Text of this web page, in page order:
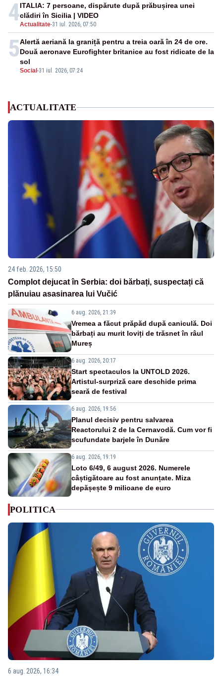
4Actualitate-31 iul. 2026, 07:50
ITALIA: 7 persoane, dispărute după prăbușirea unei
clădiri în Sicilia | VIDEO
5
Social -31 iul. 2026, 07:24
Alertă aeriană la graniță pentru a treia oară în 24 de ore.
Două aeronave Eurofighter britanice au fost ridicate de la
sol
ACTUALITATE
24 feb. 2026, 15:50
Complot dejucat în Serbia: doi bărbați, suspectați că
plănuiau asasinarea lui Vučić
6 aug. 2026, 21:39
Vremea a făcut prăpăd după caniculă. Doi
bărbați au murit loviți de trăsnet în râul
Mureș
6 aug. 2026, 20:17
Start spectaculos la UNTOLD 2026.
Artistul-surpriză care deschide prima
seară de festival
6 aug. 2026, 19:56
Planul decisiv pentru salvarea
Reactorului 2 de la Cernavodă. Cum vor fi
scufundate barjele în Dunăre
6 aug. 2026, 19:19
Loto 6/49, 6 august 2026. Numerele
câștigătoare au fost anunțate. Miza
depășește 9 milioane de euro
POLITICA
6 aug. 2026, 16:34